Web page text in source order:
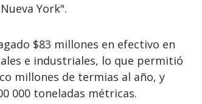
York".
$83 millones en efectivo en
e industriales, lo que permitió
millones de termias al año, y
000 toneladas métricas.